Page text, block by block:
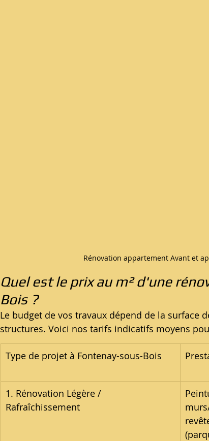
Rénovation appartement Avant et
Quel est le prix au m² d'une
Bois ?
Le budget de vos travaux dépend de la
structures. Voici nos tarifs indicatifs moyens
Type de projet à Fontenay-sous-Bois
1. Rénovation Légère /
Rafraîchissement